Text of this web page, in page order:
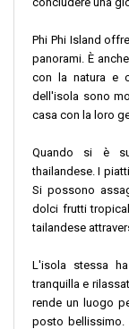
Phi Phi Island
panorami. È
con la natura e
dell'isola sono
casa con la loro
Quando si è
thailandese. I
Si possono
dolci frutti
tailandese
L'isola stessa
tranquilla e
rende un luogo
posto bellissimo.